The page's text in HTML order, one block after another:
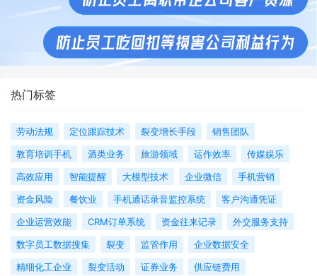
热门标签
劳动法规 定位跟踪技术 裂变增长手段
销售团队
教育培训手机
酒类业务 旅游领域 运作效率
传媒娱乐
高效应用
智能提醒 大模型技术 企业微信
手机营销
资金风险
餐饮业 手机通话录音监控系统
客户沟通凭证
企业运营效能
CRM订单系统 资金往来记录
外交服务支持
数字员工数据搜集
裂变 监管作用
企业数据安全
精细化工企业
裂变活动 证券业务 供应链费用